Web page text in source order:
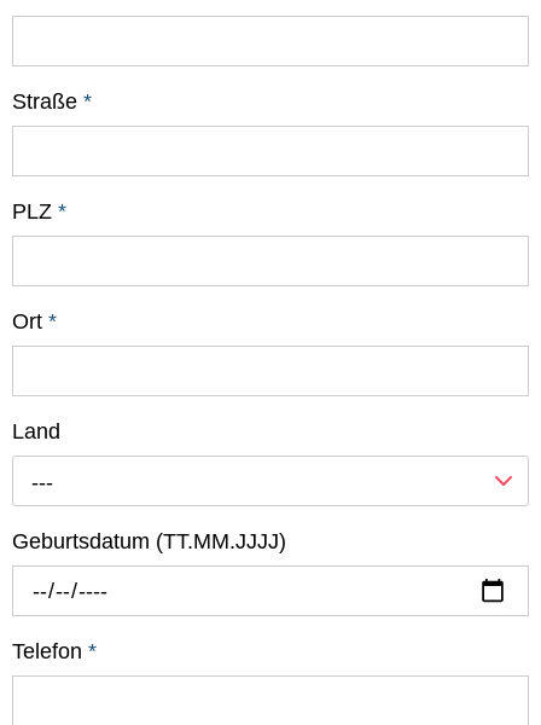
Straße *
PLZ *
Ort *
Land
---
Geburtsdatum (TT.MM.JJJJ)
Telefon *